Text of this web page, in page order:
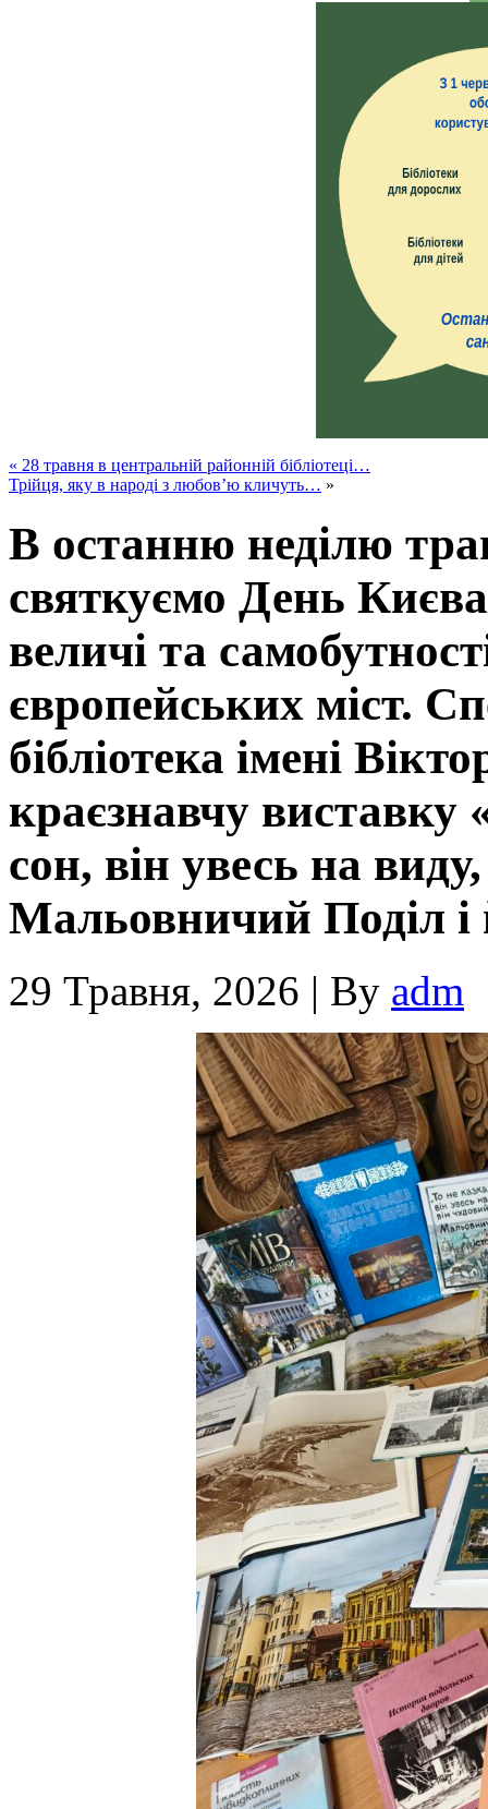
« 28 травня в центральній районній бібліотеці…
Трійця, яку в народі з любов’ю кличуть… »
В останню неділю
святкуємо День
величі та
європейських міст.
бібліотека імені
краєзнавчу виставку
сон, він увесь на
Мальовничий Поділ і
29 Травня, 2026 | By adm